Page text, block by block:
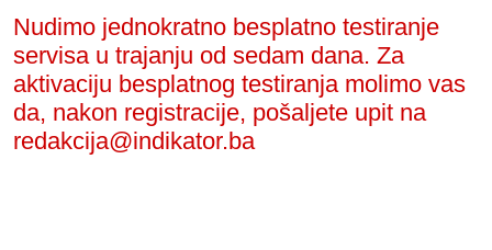
Nudimo jednokratno besplatno testiranje
servisa u trajanju od sedam dana. Za
aktivaciju besplatnog testiranja molimo vas
da, nakon registracije, pošaljete upit na
redakcija@indikator.ba